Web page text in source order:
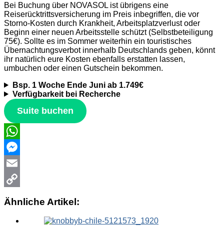
Bei Buchung über NOVASOL ist übrigens eine
Reiserücktrittsversicherung im Preis inbegriffen, die vor
Storno-Kosten durch Krankheit, Arbeitsplatzverlust oder
Beginn einer neuen Arbeitsstelle schützt (Selbstbeteiligung
75€). Sollte es im Sommer weiterhin ein touristisches
Übernachtungsverbot innerhalb Deutschlands geben, könnt
ihr natürlich eure Kosten ebenfalls erstatten lassen,
umbuchen oder einen Gutschein bekommen.
Bsp. 1 Woche Ende Juni ab 1.749€
Verfügbarkeit bei Recherche
Suite buchen
WhatsApp
Messenger
Email
Ähnliche Artikel: